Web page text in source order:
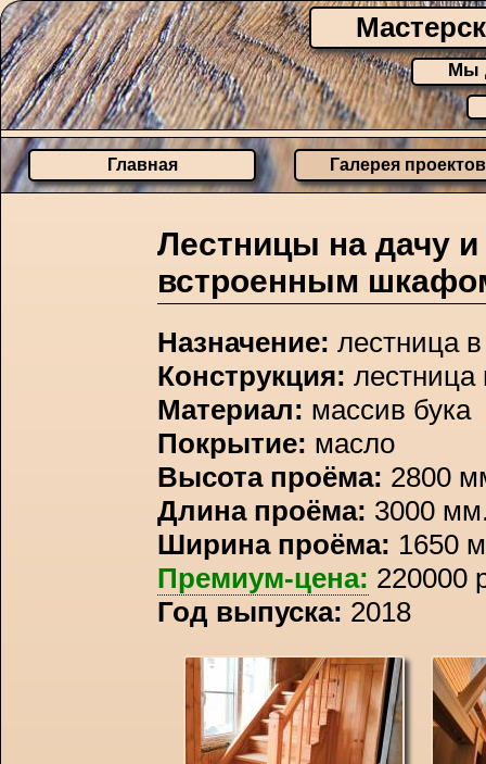
Мы
Главная Галерея проектов
Лестницы на дачу
встроенным
Назначение: лестница
Конструкция: лестница
Материал: массив бука
Покрытие: масло
Высота проёма: 2800
Длина проёма: 3000
Ширина проёма: 1650
Премиум-цена: 220000
Год выпуска: 2018